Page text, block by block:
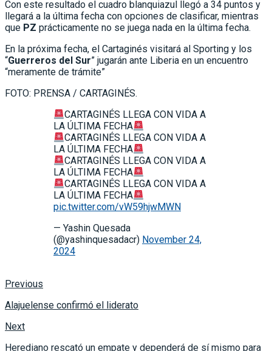
Con este resultado el cuadro blanquiazul llegó a 34 puntos y
llegará a la última fecha con opciones de clasificar, mientras
En la próxima fecha, el Cartaginés visitará al Sporting y los
“Guerreros del Sur” jugarán ante Liberia en un encuentro
CARTAGINÉS LLEGA CON VIDA A
LA ÚLTIMA FECHA
CARTAGINÉS LLEGA CON VIDA A
LA ÚLTIMA FECHA
CARTAGINÉS LLEGA CON VIDA A
LA ÚLTIMA FECHA
CARTAGINÉS LLEGA CON VIDA A
LA ÚLTIMA FECHA
— Yashin Quesada
(@yashinquesadacr)